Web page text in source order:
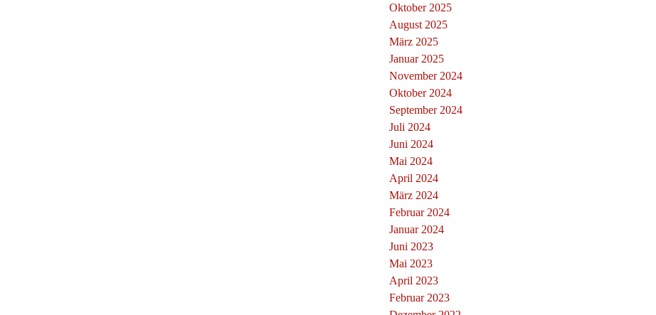
Oktober 2025
August 2025
März 2025
Januar 2025
November 2024
Oktober 2024
September 2024
Juli 2024
Juni 2024
Mai 2024
April 2024
März 2024
Februar 2024
Januar 2024
Juni 2023
Mai 2023
April 2023
Februar 2023